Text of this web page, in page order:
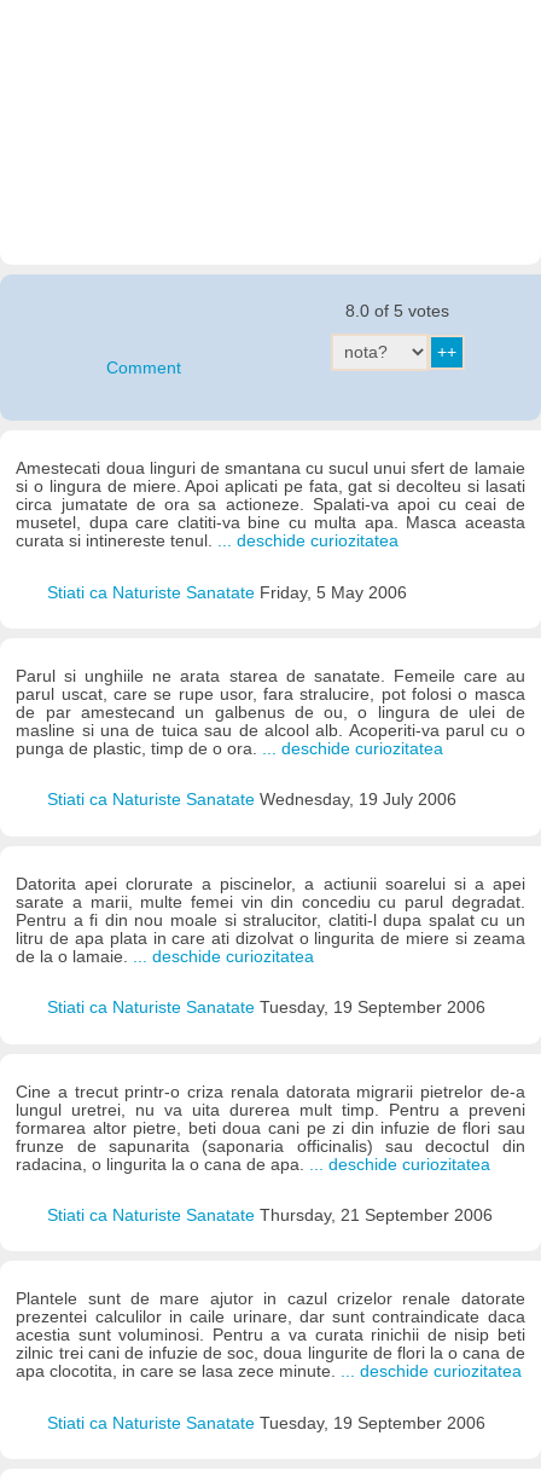
Comment
8.0 of 5 votes
Amestecati doua linguri de smantana cu sucul unui sfert de lamaie
si o lingura de miere. Apoi aplicati pe fata, gat si decolteu si lasati
circa jumatate de ora sa actioneze. Spalati-va apoi cu ceai de
musetel, dupa care clatiti-va bine cu multa apa. Masca aceasta
curata si intinereste tenul. ... deschide curiozitatea
Stiati ca Naturiste Sanatate Friday, 5 May 2006
Parul si unghiile ne arata starea de sanatate. Femeile care au
parul uscat, care se rupe usor, fara stralucire, pot folosi o masca
de par amestecand un galbenus de ou, o lingura de ulei de
masline si una de tuica sau de alcool alb. Acoperiti-va parul cu o
punga de plastic, timp de o ora. ... deschide curiozitatea
Stiati ca Naturiste Sanatate Wednesday, 19 July 2006
Datorita apei clorurate a piscinelor, a actiunii soarelui si a apei
sarate a marii, multe femei vin din concediu cu parul degradat.
Pentru a fi din nou moale si stralucitor, clatiti-l dupa spalat cu un
litru de apa plata in care ati dizolvat o lingurita de miere si zeama
de la o lamaie.
... deschide curiozitatea
Stiati ca Naturiste Sanatate Tuesday, 19 September 2006
Cine a trecut printr-o criza renala datorata migrarii pietrelor de-a
lungul uretrei, nu va uita durerea mult timp. Pentru a preveni
formarea altor pietre, beti doua cani pe zi din infuzie de flori sau
frunze de sapunarita (saponaria officinalis) sau decoctul din
radacina, o lingurita la o cana de apa.
... deschide curiozitatea
Stiati ca Naturiste Sanatate Thursday, 21 September 2006
Plantele sunt de mare ajutor in cazul crizelor renale datorate
prezentei calculilor in caile urinare, dar sunt contraindicate daca
acestia sunt voluminosi. Pentru a va curata rinichii de nisip beti
zilnic trei cani de infuzie de soc, doua lingurite de flori la o cana de
apa clocotita, in care se lasa zece minute. ... deschide curiozitatea
Stiati ca Naturiste Sanatate Tuesday, 19 September 2006